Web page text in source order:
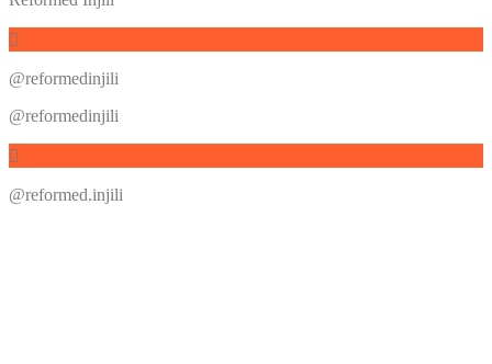
@reformedinjili
@reformedinjili
@reformed.injili